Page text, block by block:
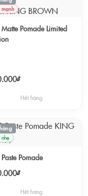
Matte Pomade Limited
Hết hàng
Paste Pomade
Hết hàng